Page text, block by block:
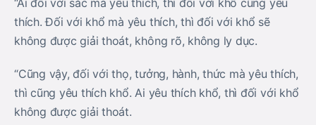
“Ai đối với sắc mà yêu thích, thì đối với khổ cũng yêu
thích. Đối với khổ mà yêu thích, thì đối với khổ sẽ
không được giải thoát, không rõ, không ly dục.
“Cũng vậy, đối với thọ, tưởng, hành, thức mà yêu thích,
thì cũng yêu thích khổ. Ai yêu thích khổ, thì đối với khổ
không được giải thoát.